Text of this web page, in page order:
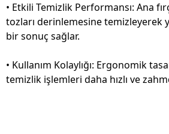
• Etkili Temizlik Performansı: Ana
tozları derinlemesine temizleyerek
bir sonuç sağlar.
• Kullanım Kolaylığı: Ergonomik
temizlik işlemleri daha hızlı ve